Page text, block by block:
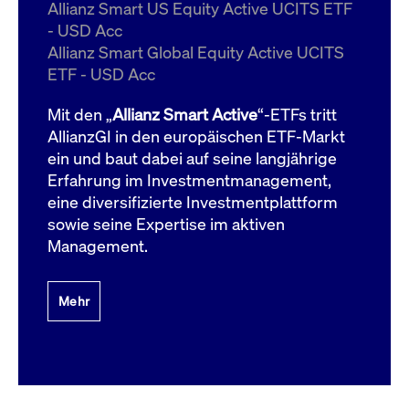
Allianz Smart US Equity Active UCITS ETF
- USD Acc
Allianz Smart Global Equity Active UCITS
ETF - USD Acc
Mit den „Allianz Smart Active“-ETFs tritt
AllianzGI in den europäischen ETF-Markt
ein und baut dabei auf seine langjährige
Erfahrung im Investmentmanagement,
eine diversifizierte Investmentplattform
sowie seine Expertise im aktiven
Management.
Mehr
ApplicationGatewayAffinityCORS
boerse.com
Domain
bis